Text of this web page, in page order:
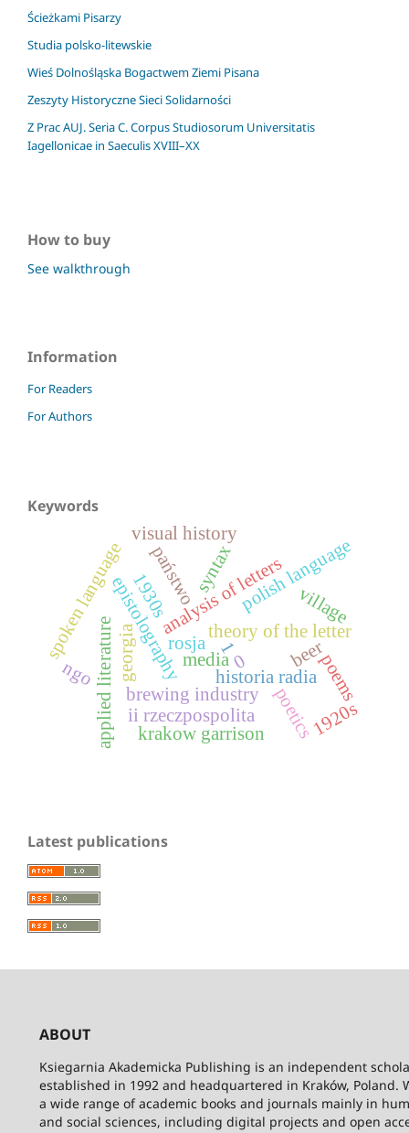
Ścieżkami Pisarzy
Studia polsko-litewskie
Wieś Dolnośląska Bogactwem Ziemi Pisana
Zeszyty Historyczne Sieci Solidarności
Z Prac AUJ. Seria C. Corpus Studiosorum Universitatis
Iagellonicae in Saeculis XVIII–XX
How to buy
See walkthrough
Information
For Readers
For Authors
Keywords
brewing industry
beer
theory of the letter
epistolography
applied literature
analysis of letters
historia radia
ii rzeczpospolita
media
państwo
0
syntaxpolish language
spoken language rosja
village
poetics
poems
georgia 1
visual history
1920s
1930s
krakow garrison
ngo
Latest publications
ABOUT
Ksiegarnia Akademicka Publishing is an independent
established in 1992 and headquartered in Kraków, Poland.
a wide range of academic books and journals mainly in
and social sciences, including digital projects and open